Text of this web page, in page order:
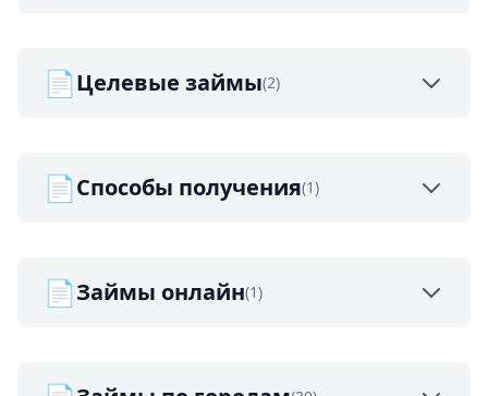
📄Целевые займы(2)
📄Способы получения(1)
📄Займы онлайн(1)